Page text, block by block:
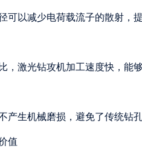
可以减少电荷载流子的散射，
，激光钻攻机加工速度快，能
产生机械磨损，避免了传统钻
值